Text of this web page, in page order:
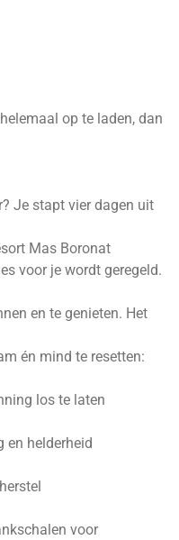
op te laden, dan
Je stapt vier dagen uit
Mas Boronat
voor je wordt geregeld.
en te genieten. Het
én mind te resetten:
los te laten
en helderheid
voor